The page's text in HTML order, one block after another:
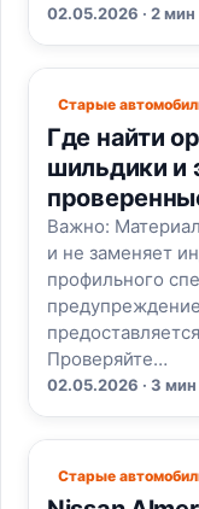
02.05.2026 · 2 мин
Старые
Где найти
шильдики и
Важно:
и не заменяет
профильного
Проверяйте…
02.05.2026 · 3 мин
Старые